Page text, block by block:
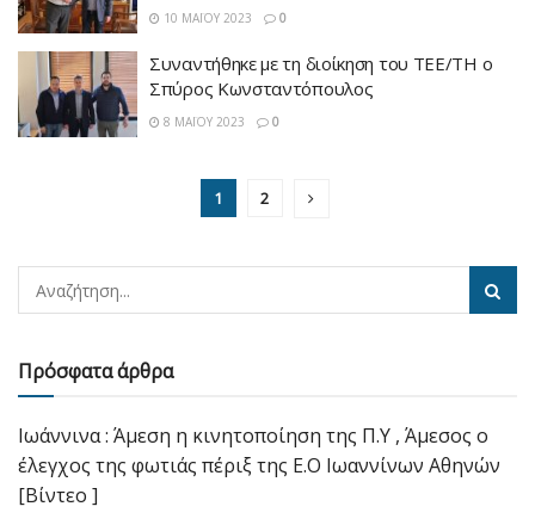
10 ΜΑΪ́ΟΥ 2023 0
Συναντήθηκε με τη διοίκηση του ΤΕΕ/ΤΗ ο
Σπύρος Κωνσταντόπουλος
8 ΜΑΪ́ΟΥ 2023 0
1 2
Πρόσφατα άρθρα
Ιωάννινα : Άμεση η κινητοποίηση της Π.Υ , Άμεσος ο
έλεγχος της φωτιάς πέριξ της Ε.Ο Ιωαννίνων Αθηνών
[Βίντεο ]